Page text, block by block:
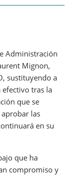
Administración
Mignon,
sustituyendo a
efectivo tras la
que se
las
en su
que ha
compromiso y